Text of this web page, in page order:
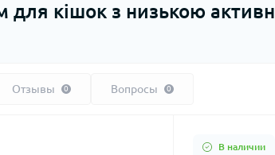
для кішок з низькою
Отзывы 0 Вопросы 0
В наличии